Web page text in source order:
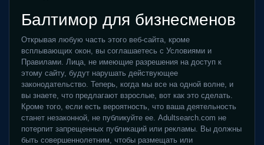
Балтимор для бизнесменов
Открывая любую часть этого веб-сайта, кроме
всплывающих окон, вы соглашаетесь с Условиями и
Правилами. Лица, не имеющие разрешения на доступ к
этому сайту, будут нарушать действующее
законодательство. Теперь, когда мы все на одной волне, и
вы знаете, что предлагают взрослые, вот как это сделать.
Кроме того, если есть вероятность, что ваша деятельность
станет незаконной, не публикуйте ее. Adultsearch.com не
потерпит запрещенных публикаций или рекламы. Вы должны
быть совершеннолетним, чтобы размещать или